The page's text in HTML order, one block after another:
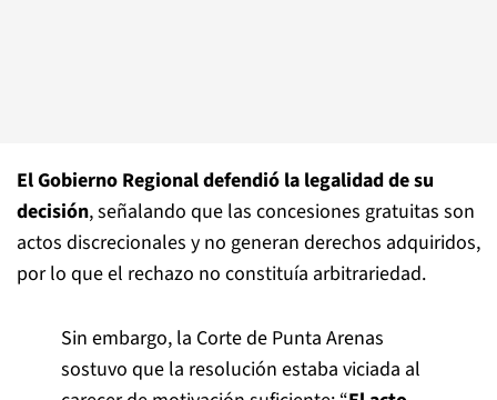
El Gobierno Regional defendió la legalidad de su
decisión, señalando que las concesiones gratuitas son
actos discrecionales y no generan derechos adquiridos,
por lo que el rechazo no constituía arbitrariedad.
Sin embargo, la Corte de Punta Arenas
sostuvo que la resolución estaba viciada al